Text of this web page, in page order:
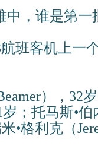
，谁是第一
客机上一
），32岁
岁；托马斯•
•格利克（